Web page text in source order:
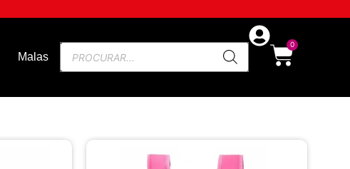
Malas
0